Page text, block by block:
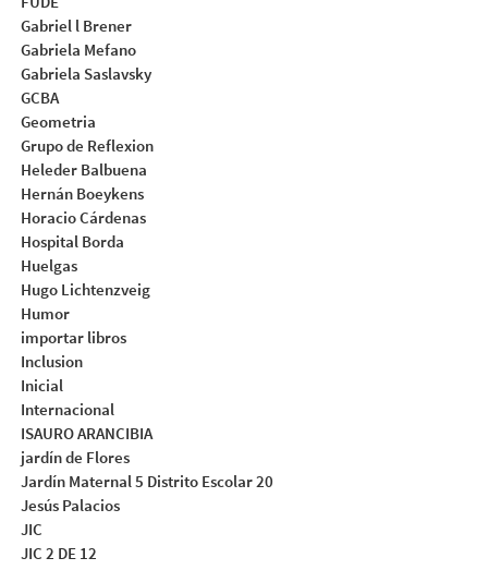
Gabriel l Brener
Gabriela Mefano
Gabriela Saslavsky
GCBA
Geometria
Grupo de Reflexion
Heleder Balbuena
Hernán Boeykens
Horacio Cárdenas
Hospital Borda
Huelgas
Hugo Lichtenzveig
Humor
importar libros
Inclusion
Inicial
Internacional
ISAURO ARANCIBIA
jardín de Flores
Jardín Maternal 5 Distrito Escolar 20
Jesús Palacios
JIC
JIC 2 DE 12